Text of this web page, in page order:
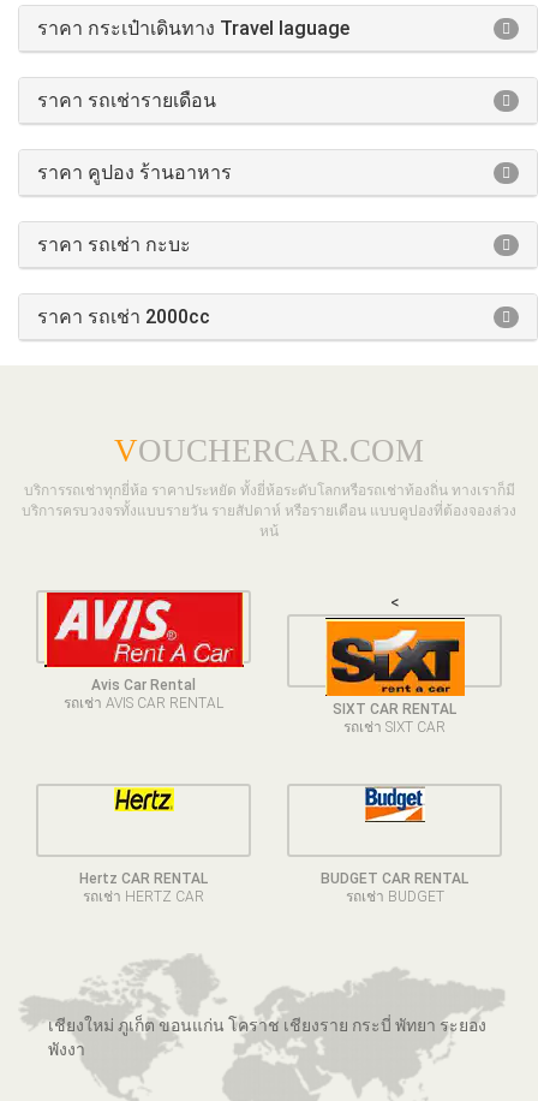
ราคา กระเป๋าเดินทาง Travel laguage
ราคา รถเช่ารายเดือน
ราคา คูปอง ร้านอาหาร
ราคา รถเช่า กะบะ
ราคา รถเช่า 2000cc
VOUCHERCAR.COM
บริการรถเช่าทุกยี่ห้อ ราคาประหยัด ทั้งยี่ห้อระดับโลกหรือรถเช่าท้องถิ่น ทางเราก็มี
บริการครบวงจรทั้งแบบรายวัน รายสัปดาห์ หรือรายเดือน แบบคูปองที่ต้องจองล่วง
หน้
Avis Car Rental
รถเช่า AVIS CAR RENTAL
<
SIXT CAR RENTAL
รถเช่า SIXT CAR
Hertz CAR RENTAL
รถเช่า HERTZ CAR
BUDGET CAR RENTAL
รถเช่า BUDGET
เชียงใหม่ ภูเก็ต ขอนแก่น โคราช เชียงราย กระบี่ พัทยา ระยอง
พังงา